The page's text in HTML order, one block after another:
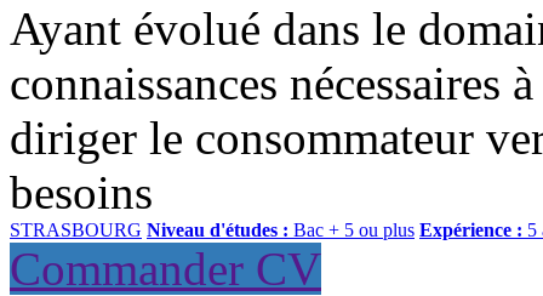
Ayant évolué dans le
connaissances
diriger le consommateur
besoins
STRASBOURG Niveau d'études : Bac + 5 ou plus Expérience : 5
Commander CV